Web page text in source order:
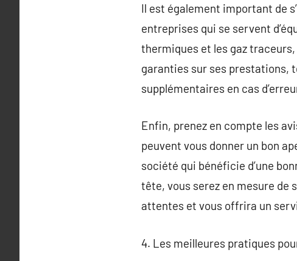
Il est également important de
entreprises qui se servent
thermiques et les gaz
garanties sur ses prestations,
supplémentaires en cas
Enfin, prenez en compte les
peuvent vous donner un bon
société qui bénéficie d’une
tête, vous serez en mesure de
attentes et vous offrira un
4. Les meilleures pratiques